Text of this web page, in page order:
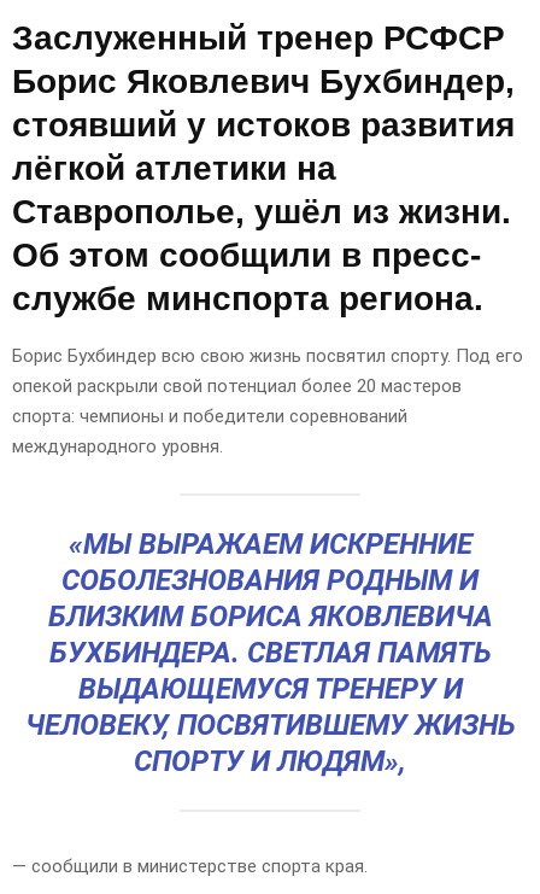
Заслуженный тренер РСФСР
Борис Яковлевич Бухбиндер,
стоявший у истоков развития
лёгкой атлетики на
Ставрополье, ушёл из жизни.
Об этом сообщили в пресс-
службе минспорта региона.
Борис Бухбиндер всю свою жизнь посвятил спорту. Под его
опекой раскрыли свой потенциал более 20 мастеров
спорта: чемпионы и победители соревнований
международного уровня.
«МЫ ВЫРАЖАЕМ ИСКРЕННИЕ
СОБОЛЕЗНОВАНИЯ РОДНЫМ И
БЛИЗКИМ БОРИСА ЯКОВЛЕВИЧА
БУХБИНДЕРА. СВЕТЛАЯ ПАМЯТЬ
ВЫДАЮЩЕМУСЯ ТРЕНЕРУ И
ЧЕЛОВЕКУ, ПОСВЯТИВШЕМУ ЖИЗНЬ
СПОРТУ И ЛЮДЯМ»,
— сообщили в министерстве спорта края.